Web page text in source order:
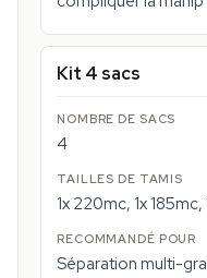
Kit 4 sacs
4
1x 220mc, 1x
Séparation multi-